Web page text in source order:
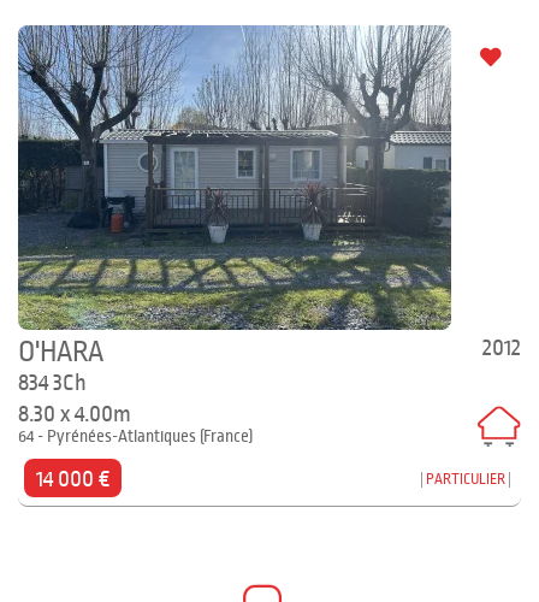
2012
O'HARA
834 3Ch
8.30 x 4.00m
64 - Pyrénées-Atlantiques (France)
14 000 € PARTICULIER